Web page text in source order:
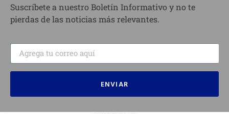
Suscríbete a nuestro Boletín Informativo y no te
pierdas de las noticias más relevantes.
ENVIAR